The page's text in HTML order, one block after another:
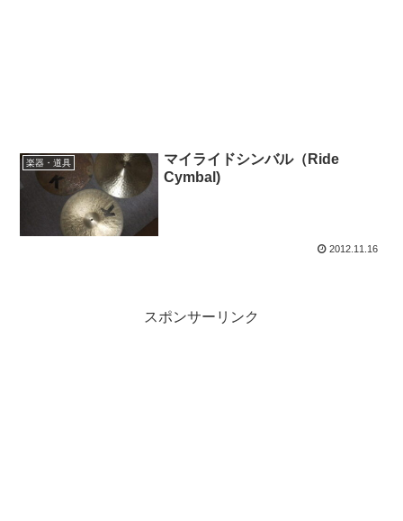
楽器・道具
マイライドシンバル（Ride
Cymbal)
2012.11.16
スポンサーリンク